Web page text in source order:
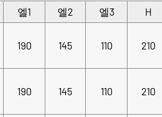
엘1 엘2 엘3 H
190 145 110 210
190 145 110 210